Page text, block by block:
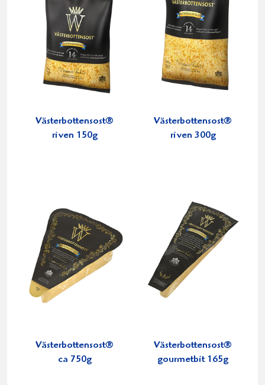
Västerbottensost®
riven 150g
Västerbottensost®
riven 300g
Västerbottensost®
ca 750g
Västerbottensost®
gourmetbit 165g